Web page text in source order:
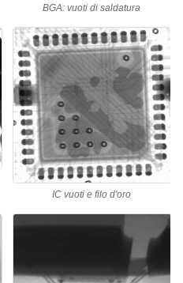
BGA: vuoti di saldatura
IC vuoti e filo d'oro